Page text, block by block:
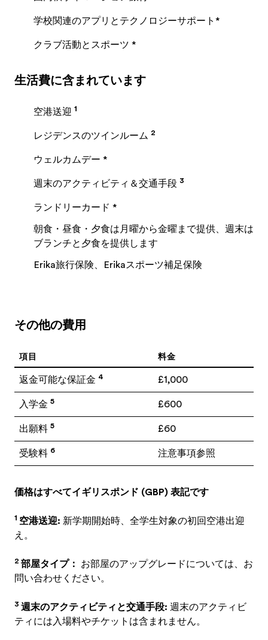
学校関連のアプリとテクノロジーサポート*
クラブ活動とスポーツ *
生活費に含まれています
空港送迎 1
レジデンスのツインルーム 2
ウェルカムデー *
週末のアクティビティ＆交通手段 3
ランドリーカード *
朝食・昼食・夕食は月曜から金曜まで提供、週末は
ブランチと夕食を提供します
Erika旅行保険、Erikaスポーツ補足保険
その他の費用
項目 料金
返金可能な保証金 4 £1,000
入学金 5 £600
出願料 5 £60
受験料 6 注意事項参照
価格はすべてイギリスポンド (GBP) 表記です
1 空港送迎: 新学期開始時、全学生対象の初回空港出迎
え。
2 部屋タイプ：
お部屋のアップグレードについては、お
問い合わせください。
3 週末のアクティビティと交通手段: 週末のアクティビ
ティには入場料やチケットは含まれません。